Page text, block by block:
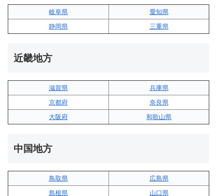
岐阜県
愛知県
静岡県
三重県
近畿地方
滋賀県
兵庫県
京都府
奈良県
大阪府
和歌山県
中国地方
鳥取県
広島県
島根県
山口県